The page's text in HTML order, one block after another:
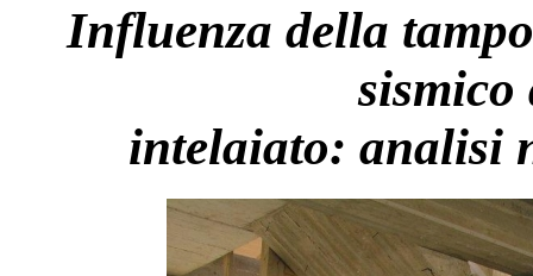
Influenza della
intelaiato: analisi